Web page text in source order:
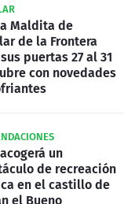
Maldita de
de la Frontera
puertas 27 al 31
con novedades
un
de recreación
en el castillo de
el Bueno